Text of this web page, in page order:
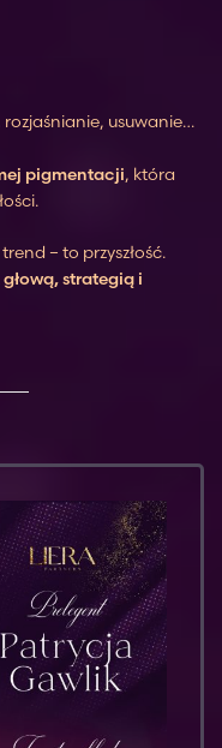
rozjaśnianie, usuwanie…
pigmentacji, która
– to przyszłość.
głową, strategią i